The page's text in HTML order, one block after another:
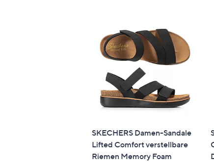
SKECHERS Damen-Sandale
Lifted Comfort verstellbare
Riemen Memory Foam